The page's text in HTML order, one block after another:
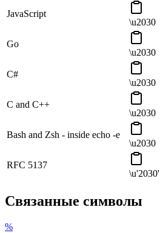
JavaScript
\u2030
Go
\u2030
C#
\u2030
C and C++
\u2030
Bash and Zsh - inside echo -e
\u2030
RFC 5137
\u'2030'
Связанные символы
%